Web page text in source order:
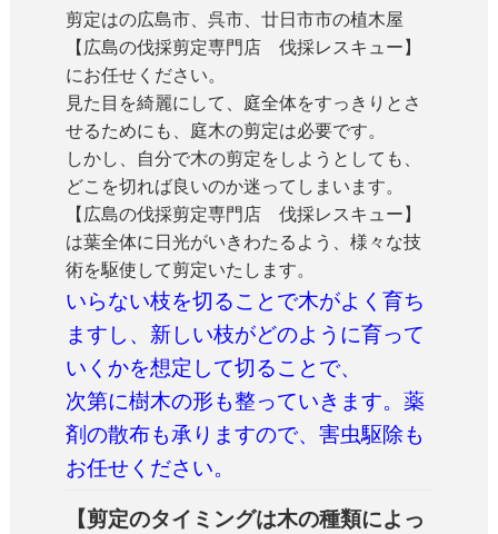
剪定はの広島市、呉市、廿日市市の植木屋
【広島の伐採剪定専門店 伐採レスキュー】
にお任せください。
見た目を綺麗にして、庭全体をすっきりとさ
せるためにも、庭木の剪定は必要です。
しかし、自分で木の剪定をしようとしても、
どこを切れば良いのか迷ってしまいます。
【広島の伐採剪定専門店 伐採レスキュー】
は葉全体に日光がいきわたるよう、様々な技
術を駆使して剪定いたします。
いらない枝を切ることで木がよく育ち
ますし、新しい枝がどのように育って
いくかを想定して切ることで、
次第に樹木の形も整っていきます。薬
剤の散布も承りますので、害虫駆除も
お任せください。
【剪定のタイミングは木の種類によっ